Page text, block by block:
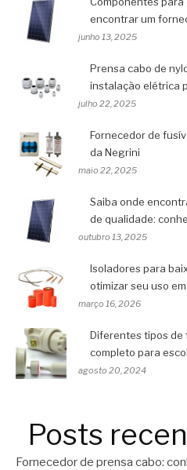
encontrar um
junho 13, 2025
Prensa cabo de
instalação elétrica
julho 22, 2025
Fornecedor de
da Negrini
maio 22, 2025
Saiba onde
de qualidade:
outubro 13, 2025
Isoladores para
otimizar seu uso
março 16, 2026
Diferentes tipos de
completo para
agosto 20, 2024
Posts
Fornecedor de prensa cabo: